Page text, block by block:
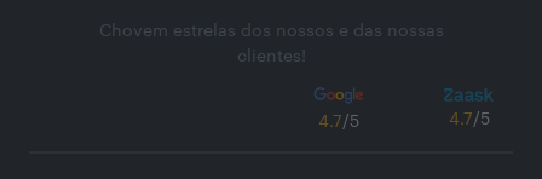
Chovem estrelas dos nossos e das nossas
clientes!
4.7/5 4.7/5